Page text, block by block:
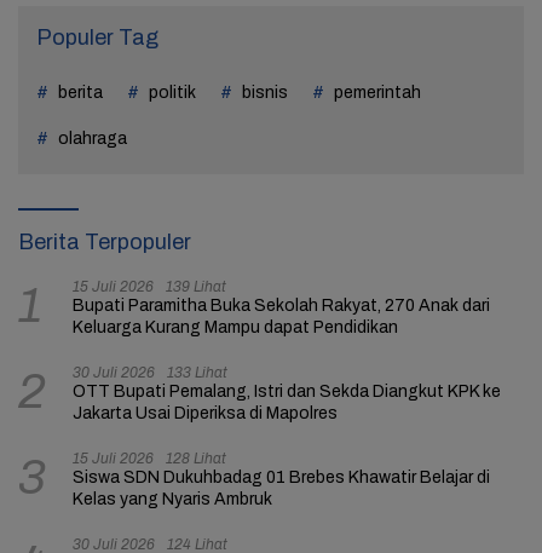
Populer Tag
berita politik bisnis pemerintah
olahraga
Berita Terpopuler
1 15 Juli 2026 139 Lihat
Bupati Paramitha Buka Sekolah Rakyat, 270 Anak dari
Keluarga Kurang Mampu dapat Pendidikan
2 30 Juli 2026 133 Lihat
OTT Bupati Pemalang, Istri dan Sekda Diangkut KPK ke
Jakarta Usai Diperiksa di Mapolres
3 15 Juli 2026 128 Lihat
Siswa SDN Dukuhbadag 01 Brebes Khawatir Belajar di
Kelas yang Nyaris Ambruk
30 Juli 2026 124 Lihat